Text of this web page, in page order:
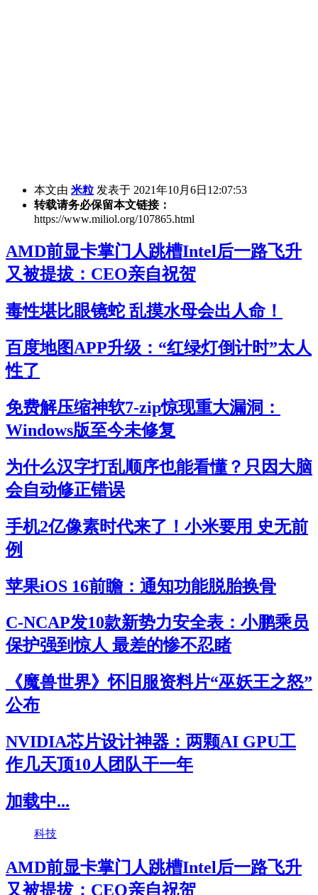
本文由 米粒 发表于 2021年10月6日12:07:53
转载请务必保留本文链接：
https://www.miliol.org/107865.html
AMD前显卡掌门人跳槽Intel后一路飞升
又被提拔：CEO亲自祝贺
毒性堪比眼镜蛇 乱摸水母会出人命！
百度地图APP升级：“红绿灯倒计时”太人
性了
免费解压缩神软7-zip惊现重大漏洞：
Windows版至今未修复
为什么汉字打乱顺序也能看懂？只因大脑
会自动修正错误
手机2亿像素时代来了！小米要用 史无前
例
苹果iOS 16前瞻：通知功能脱胎换骨
C-NCAP发10款新势力安全表：小鹏乘员
保护强到惊人 最差的惨不忍睹
《魔兽世界》怀旧服资料片“巫妖王之怒”
公布
NVIDIA芯片设计神器：两颗AI GPU工
作几天顶10人团队干一年
加载中...
科技
AMD前显卡掌门人跳槽Intel后一路飞升
又被提拔：CEO亲自祝贺